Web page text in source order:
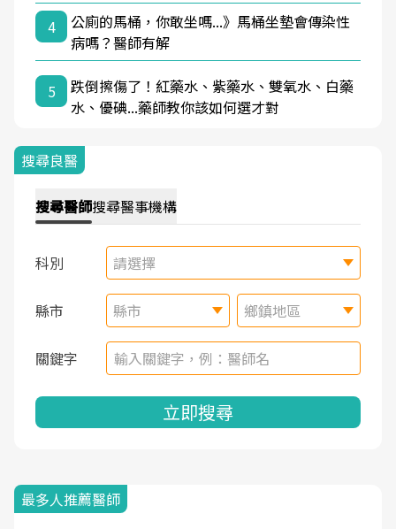
4
公廁的馬桶，你敢坐嗎...》馬桶坐墊會傳染性
病嗎？醫師有解
5
跌倒擦傷了！紅藥水、紫藥水、雙氧水、白藥
水、優碘...藥師教你該如何選才對
搜尋良醫
搜尋醫師搜尋醫事機構
科別 請選擇
縣市 縣市 鄉鎮地區
關鍵字
立即搜尋
最多人推薦醫師